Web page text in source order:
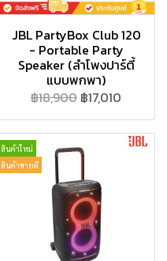
JBL PartyBox Club 120
- Portable Party
Speaker (ลำโพงปาร์ตี้
แบบพกพา)
฿18,900 ฿17,010
สินค้าใหม่
สินค้าขายดี